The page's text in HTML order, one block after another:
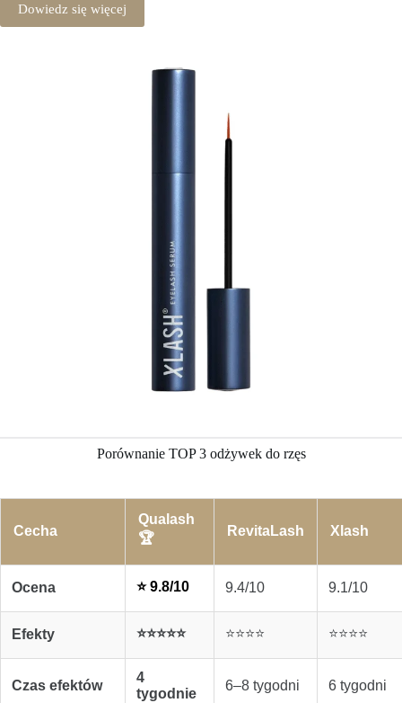
Dowiedz się więcej
Porównanie TOP 3 odżywek do rzęs
Cecha
Qualash
🏆
RevitaLash Xlash
Ocena ⭐ 9.8/10 9.4/10 9.1/10
Efekty ⭐⭐⭐⭐⭐ ⭐⭐⭐⭐ ⭐⭐⭐⭐
Czas efektów
4
tygodnie
6–8 tygodni 6 tygodni